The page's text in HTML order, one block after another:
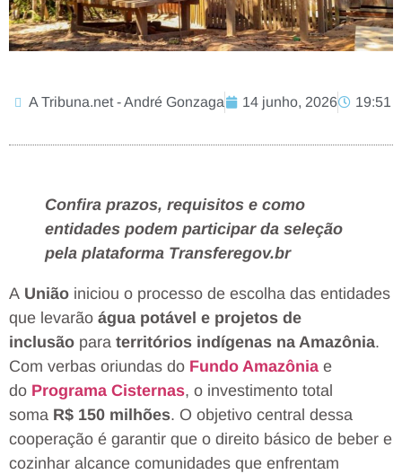
A Tribuna.net - André Gonzaga 14 junho, 2026 19:51
Confira prazos, requisitos e como
entidades podem participar da seleção
pela plataforma Transferegov.br
A União iniciou o processo de escolha das entidades
que levarão água potável e projetos de
inclusão para territórios indígenas na Amazônia.
Com verbas oriundas do Fundo Amazônia e
do Programa Cisternas, o investimento total
soma R$ 150 milhões. O objetivo central dessa
cooperação é garantir que o direito básico de beber e
cozinhar alcance comunidades que enfrentam